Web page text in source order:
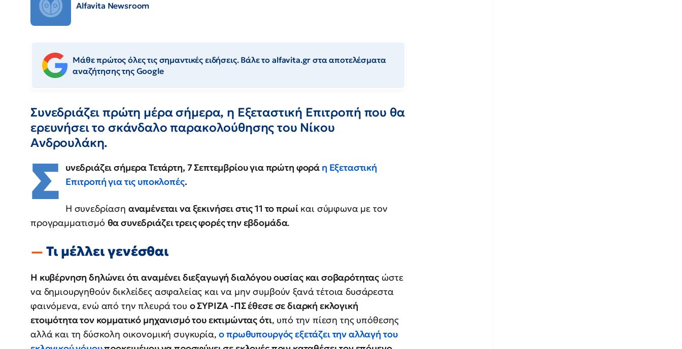
Alfavita Newsroom
Μάθε πρώτος όλες τις σημαντικές ειδήσεις. Βάλε το alfavita.gr στα αποτελέσματα
αναζήτησης της Google
Συνεδριάζει πρώτη μέρα σήμερα, η Εξεταστική Επιτροπή που θα
ερευνήσει το σκάνδαλο παρακολούθησης του Νίκου
Ανδρουλάκη.
Σ υνεδριάζει σήμερα Τετάρτη, 7 Σεπτεμβρίου για πρώτη φορά η Εξεταστική
Επιτροπή για τις υποκλοπές.
Η συνεδρίαση αναμένεται να ξεκινήσει στις 11 το πρωίκαι σύμφωνα με τον
προγραμματισμό θα συνεδριάζει τρεις φορές την εβδομάδα.
Τι μέλλει γενέσθαι
Η κυβέρνηση δηλώνει ότι αναμένει διεξαγωγή διαλόγου ουσίας και σοβαρότητας ώστε
να δημιουργηθούν δικλείδες ασφαλείας και να μην συμβούν ξανά τέτοια δυσάρεστα
φαινόμενα, ενώ από την πλευρά του ο ΣΥΡΙΖΑ -ΠΣ έθεσε σε διαρκή εκλογική
ετοιμότητα τον κομματικό μηχανισμό του εκτιμώντας ότι, υπό την πίεση της υπόθεσης
αλλά και τη δύσκολη οικονομική συγκυρία,ο πρωθυπουργός εξετάζει την αλλαγή του